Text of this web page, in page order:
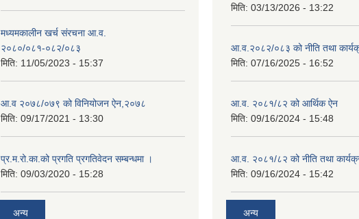
मध्यमकालीन खर्च संरचना आ.व.
२०८०/०८१-०८२/०८३
मिति: 11/05/2023 - 15:37
आ.व २०७८/०७९ को विनियोजन ऐन,२०७८
मिति: 09/17/2021 - 13:30
प्र.म.रो.का.को प्रगति प्रगतिवेदन सम्बन्धमा ।
मिति: 09/03/2020 - 15:28
अन्य
मिति: 03/13/2026 - 13:22
आ.व.२०८२/०८३ को नीति तथा
मिति: 07/16/2025 - 16:52
आ.व. २०८१/८२ को आर्थिक ऐन
मिति: 09/16/2024 - 15:48
आ.व. २०८१/८२ को नीति तथा
मिति: 09/16/2024 - 15:42
अन्य